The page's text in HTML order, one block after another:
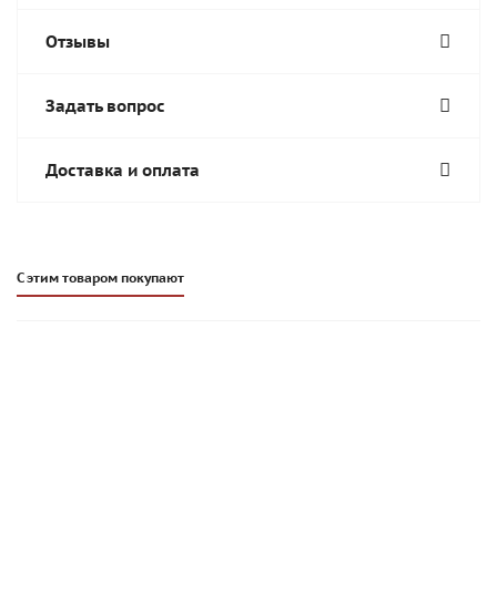
Отзывы
Задать вопрос
Доставка и оплата
С этим товаром покупают